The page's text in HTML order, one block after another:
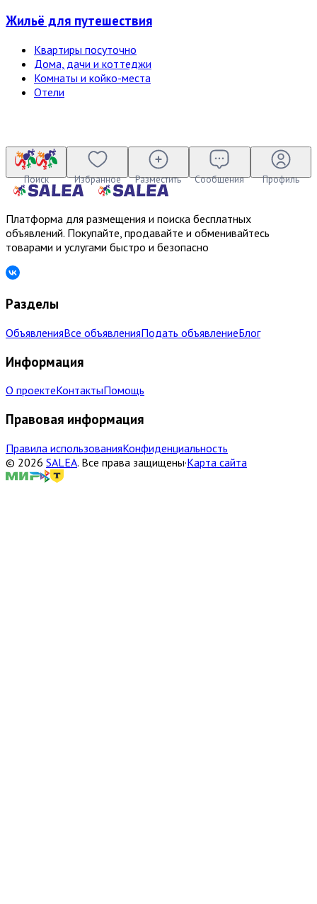
Жильё для путешествия
Квартиры посуточно
Дома, дачи и коттеджи
Комнаты и койко-места
Отели
Поиск Избранное Разместить Сообщения Профиль
Платформа для размещения и поиска бесплатных
объявлений. Покупайте, продавайте и обменивайтесь
товарами и услугами быстро и безопасно
Разделы
ОбъявленияВсе объявленияПодать объявлениеБлог
Информация
О проектеКонтактыПомощь
Правовая информация
Правила использованияКонфиденциальность
© 2026 SALEA. Все права защищены·Карта сайта